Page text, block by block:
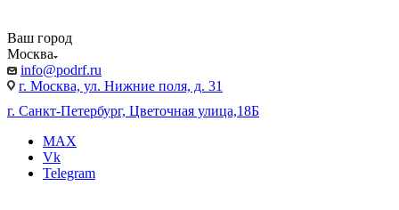
Ваш город
Москва
info@podrf.ru
г. Москва, ул. Нижние поля, д. 31
г. Санкт-Петербург, Цветочная улица,18Б
MAX
Vk
Telegram